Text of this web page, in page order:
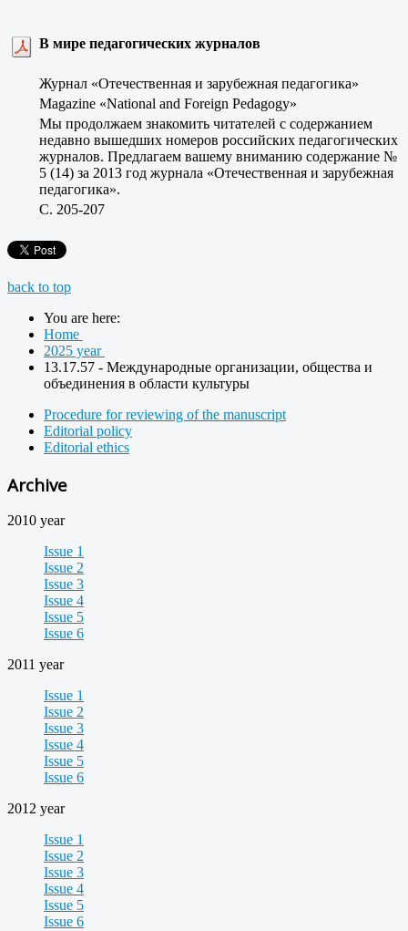
В мире педагогических журналов
Журнал «Отечественная и зарубежная педагогика»
Magazine «National and Foreign Pedagogy»
Мы продолжаем знакомить читателей с содержанием
недавно вышедших номеров российских педагогических
журналов. Предлагаем вашему вниманию содержание №
5 (14) за 2013 год журнала «Отечественная и зарубежная
педагогика».
C. 205-207
back to top
You are here:
Home
2025 year
13.17.57 - Международные организации, общества и
объединения в области культуры
Procedure for reviewing of the manuscript
Editorial policy
Editorial ethics
Archive
2010 year
Issue 1
Issue 2
Issue 3
Issue 4
Issue 5
Issue 6
2011 year
Issue 1
Issue 2
Issue 3
Issue 4
Issue 5
Issue 6
2012 year
Issue 1
Issue 2
Issue 3
Issue 4
Issue 5
Issue 6